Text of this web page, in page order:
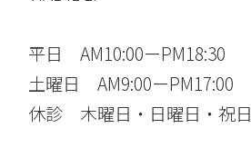
平日 AM10:00ーPM18:30
土曜日 AM9:00ーPM17:00
休診 木曜日・日曜日・祝日